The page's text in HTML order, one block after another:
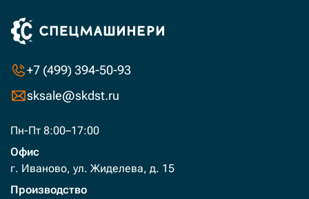
+7 (499) 394-50-93
sksale@skdst.ru
Пн-Пт 8:00–17:00
Офис
г. Иваново, ул. Жиделева, д. 15
Производство